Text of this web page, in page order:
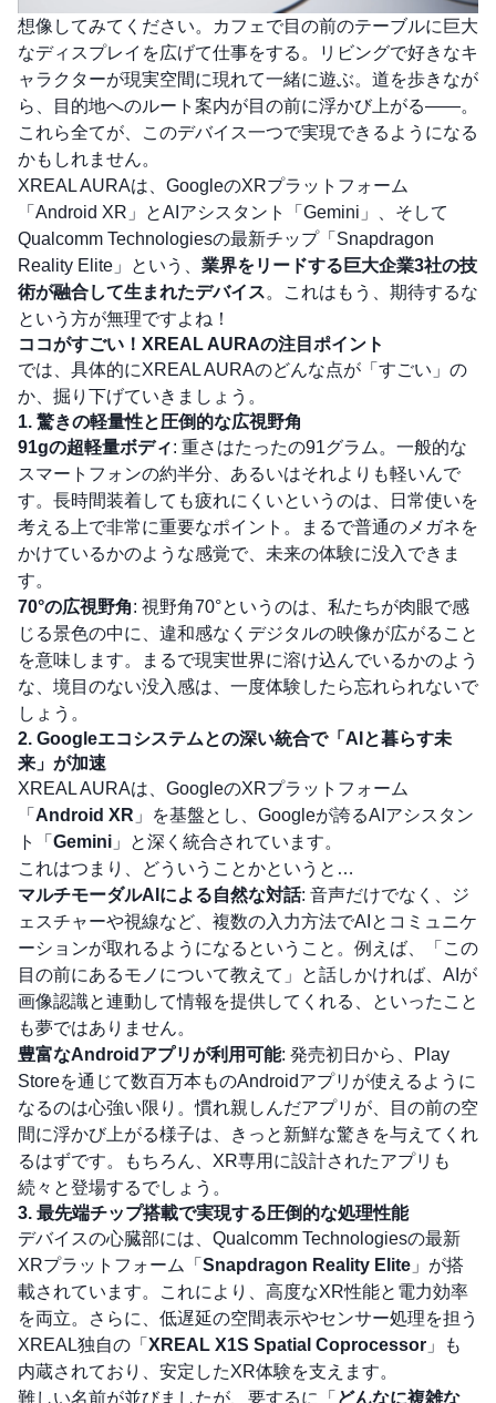
想像してみてください。カフェで目の前のテーブルに巨大
なディスプレイを広げて仕事をする。リビングで好きなキ
ャラクターが現実空間に現れて一緒に遊ぶ。道を歩きなが
ら、目的地へのルート案内が目の前に浮かび上がる――。
これら全てが、このデバイス一つで実現できるようになる
かもしれません。
XREAL AURAは、GoogleのXRプラットフォーム
「Android XR」とAIアシスタント「Gemini」、そして
Qualcomm Technologiesの最新チップ「Snapdragon
Reality Elite」という、 業界をリードする巨大企業3社の技
術が融合して生まれたデバイス。これはもう、期待するな
という方が無理ですよね！
ココがすごい！XREAL AURAの注目ポイント
では、具体的にXREAL AURAのどんな点が「すごい」の
か、掘り下げていきましょう。
1. 驚きの軽量性と圧倒的な広視野角
91gの超軽量ボディ: 重さはたったの91グラム。一般的な
スマートフォンの約半分、あるいはそれよりも軽いんで
す。長時間装着しても疲れにくいというのは、日常使いを
考える上で非常に重要なポイント。まるで普通のメガネを
かけているかのような感覚で、未来の体験に没入できま
す。
70°の広視野角: 視野角70°というのは、私たちが肉眼で感
じる景色の中に、違和感なくデジタルの映像が広がること
を意味します。まるで現実世界に溶け込んでいるかのよう
な、境目のない没入感は、一度体験したら忘れられないで
しょう。
2. Googleエコシステムとの深い統合で「AIと暮らす未
来」が加速
XREAL AURAは、GoogleのXRプラットフォーム
「 Android XR 」を基盤とし、Googleが誇るAIアシスタン
ト「 Gemini 」と深く統合されています。
これはつまり、どういうことかというと…
マルチモーダルAIによる自然な対話: 音声だけでなく、ジ
ェスチャーや視線など、複数の入力方法でAIとコミュニケ
ーションが取れるようになるということ。例えば、「この
目の前にあるモノについて教えて」と話しかければ、AIが
画像認識と連動して情報を提供してくれる、といったこと
も夢ではありません。
豊富なAndroidアプリが利用可能: 発売初日から、Play
Storeを通じて数百万本ものAndroidアプリが使えるように
なるのは心強い限り。慣れ親しんだアプリが、目の前の空
間に浮かび上がる様子は、きっと新鮮な驚きを与えてくれ
るはずです。もちろん、XR専用に設計されたアプリも
続々と登場するでしょう。
3. 最先端チップ搭載で実現する圧倒的な処理性能
デバイスの心臓部には、Qualcomm Technologiesの最新
XRプラットフォーム「 Snapdragon Reality Elite 」が搭
載されています。これにより、高度なXR性能と電力効率
を両立。さらに、低遅延の空間表示やセンサー処理を担う
XREAL独自の「 XREAL X1S Spatial Coprocessor 」も
内蔵されており、安定したXR体験を支えます。
難しい名前が並びましたが、要するに「 どんなに複雑な